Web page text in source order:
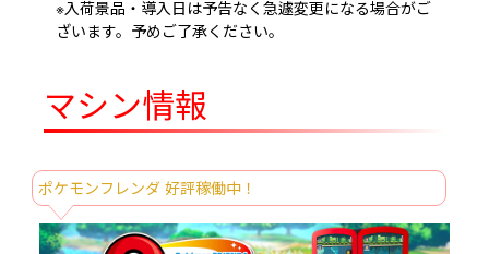
8/6～
ポケットモンスター フェイスぬいぐるみ
バンド～フシギダネ・ヒトカゲ・ゼニガ
8/6～
ポケットモンスター ぷくぷくクリアミ
ニポーチ
メッシュデザインリュックVol.1.5
8/6～
ポケットモンスター めちゃもふぐっと ほ
っこりいやされぬいぐるみ～カビゴン～
※入荷景品・導入日は予告なく急遽変更になる場合がご
ざいます。予めご了承ください。
マシン情報
ポケモンフレンダ 好評稼働中！